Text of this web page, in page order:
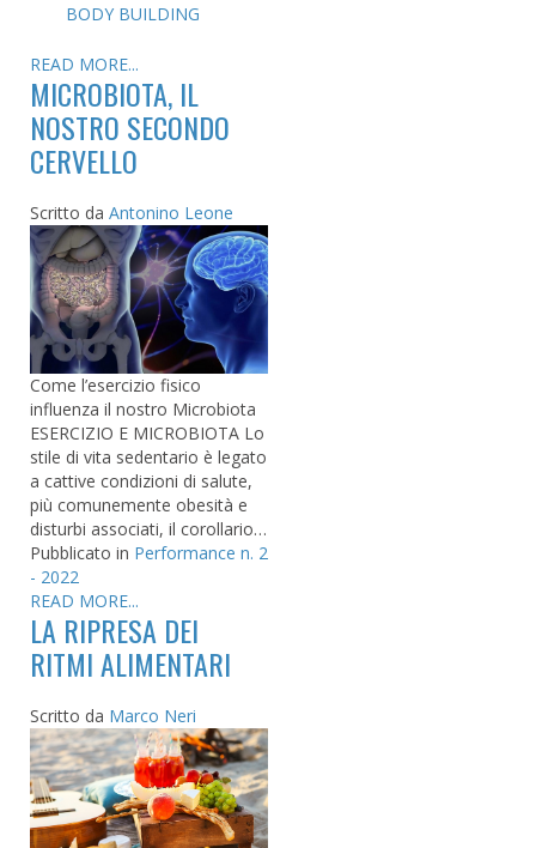
BODY BUILDING
READ MORE...
MICROBIOTA, IL
NOSTRO SECONDO
CERVELLO
Scritto da Antonino Leone
Come l’esercizio fisico
influenza il nostro Microbiota
ESERCIZIO E MICROBIOTA Lo
stile di vita sedentario è legato
a cattive condizioni di salute,
più comunemente obesità e
disturbi associati, il corollario…
Pubblicato in Performance n. 2
- 2022
READ MORE...
LA RIPRESA DEI
RITMI ALIMENTARI
Scritto da Marco Neri